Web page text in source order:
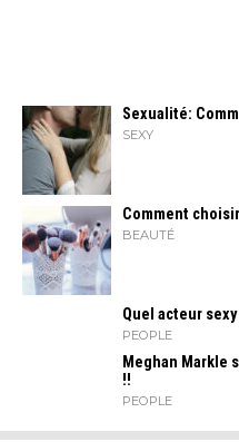
Sexualité:
SEXY
Comment
BEAUTÉ
Quel acteur
PEOPLE
Meghan Markle
!!
PEOPLE